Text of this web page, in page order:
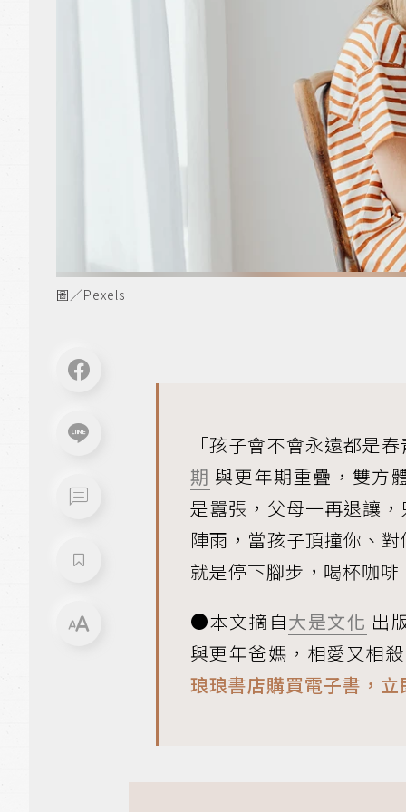
圖／Pexels
「孩子會不會永遠都是
期 與更年期重疊，雙方
是囂張，父母一再退讓
陣雨，當孩子頂撞你、
就是停下腳步，喝杯咖
●本文摘自大是文化 出
與更年爸媽，相愛又相
琅琅書店購買電子書，立